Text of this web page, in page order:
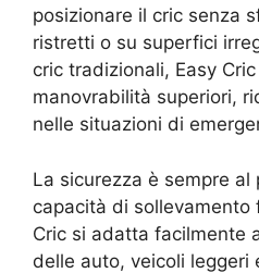
posizionare il cric senza
ristretti o su superfici
cric tradizionali, Easy
manovrabilità superiori,
nelle situazioni di
La sicurezza è sempre al
capacità di sollevamento
Cric si adatta facilmente
delle auto, veicoli leggeri